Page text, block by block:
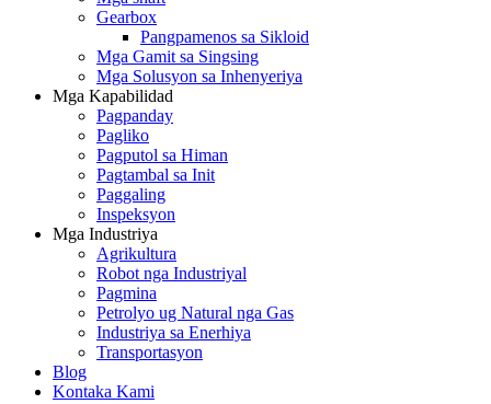
Gearbox
Pangpamenos sa Sikloid
Mga Gamit sa Singsing
Mga Solusyon sa Inhenyeriya
Mga Kapabilidad
Pagpanday
Pagliko
Pagputol sa Himan
Pagtambal sa Init
Paggaling
Inspeksyon
Mga Industriya
Agrikultura
Robot nga Industriyal
Pagmina
Petrolyo ug Natural nga Gas
Industriya sa Enerhiya
Transportasyon
Blog
Kontaka Kami